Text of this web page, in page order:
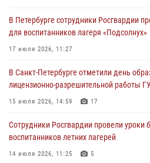
Сотрудники и военнослужащие
правопорядок при проведении матча
06 августа 2026, 07:30
В Выборгском районе наряд
разыскиваемый преступный
05 августа 2026, 12:25 2
Петербургские росгвардейцы
автомобиль, ранее использовавшийся
Ленобласти
В Петербурге сотрудники Росгвардии
для воспитанников лагеря «Подсолнух»
17 июля 2026, 11:27
В Санкт-Петербурге отметили день
лицензионно-разрешительной работы
15 июля 2026, 14:59 17
Сотрудники Росгвардии провели уроки
воспитанников летних лагерей
14 июля 2026, 11:25 5